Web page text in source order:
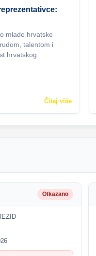
mlade hrvatske
talentom i
hrvatskog
Čitaj više
Otkazano